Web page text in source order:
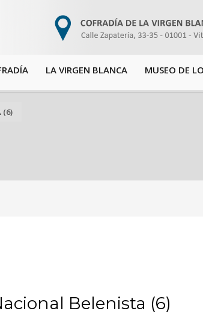
LA VIRGEN BLANCA MUSEO DE
(6)
Belenista (6)